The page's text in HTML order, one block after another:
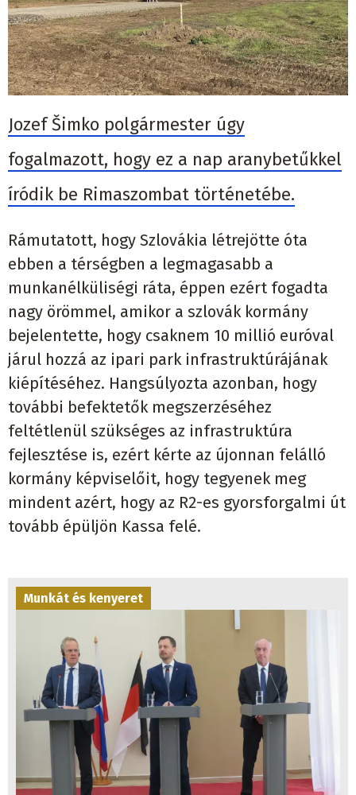
Jozef Šimko polgármester úgy
fogalmazott, hogy ez a nap aranybetűkkel
íródik be Rimaszombat történetébe.
Rámutatott, hogy Szlovákia létrejötte óta
ebben a térségben a legmagasabb a
munkanélküliségi ráta, éppen ezért fogadta
nagy örömmel, amikor a szlovák kormány
bejelentette, hogy csaknem 10 millió euróval
járul hozzá az ipari park infrastruktúrájának
kiépítéséhez. Hangsúlyozta azonban, hogy
további befektetők megszerzéséhez
feltétlenül szükséges az infrastruktúra
fejlesztése is, ezért kérte az újonnan felálló
kormány képviselőit, hogy tegyenek meg
mindent azért, hogy az R2-es gyorsforgalmi út
tovább épüljön Kassa felé.
Munkát és kenyeret